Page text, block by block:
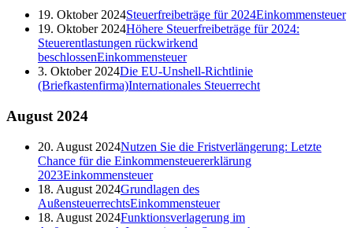
19. Oktober 2024Steuerfreibeträge für 2024Einkommensteuer
19. Oktober 2024Höhere Steuerfreibeträge für 2024:
Steuerentlastungen rückwirkend
beschlossenEinkommensteuer
3. Oktober 2024Die EU-Unshell-Richtlinie
(Briefkastenfirma)Internationales Steuerrecht
August 2024
20. August 2024Nutzen Sie die Fristverlängerung: Letzte
Chance für die Einkommensteuererklärung
2023Einkommensteuer
18. August 2024Grundlagen des
AußensteuerrechtsEinkommensteuer
18. August 2024Funktionsverlagerung im